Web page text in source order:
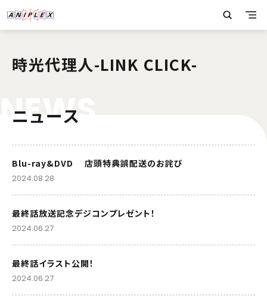
時光代理人-LINK CLICK-
NEWS
ニュース
Blu-ray&DVD 店頭特典誤配送のお詫び
2024.08.28
最終話放送記念デジコンプレゼント！
2024.06.27
最終話イラスト公開！
2024.06.27